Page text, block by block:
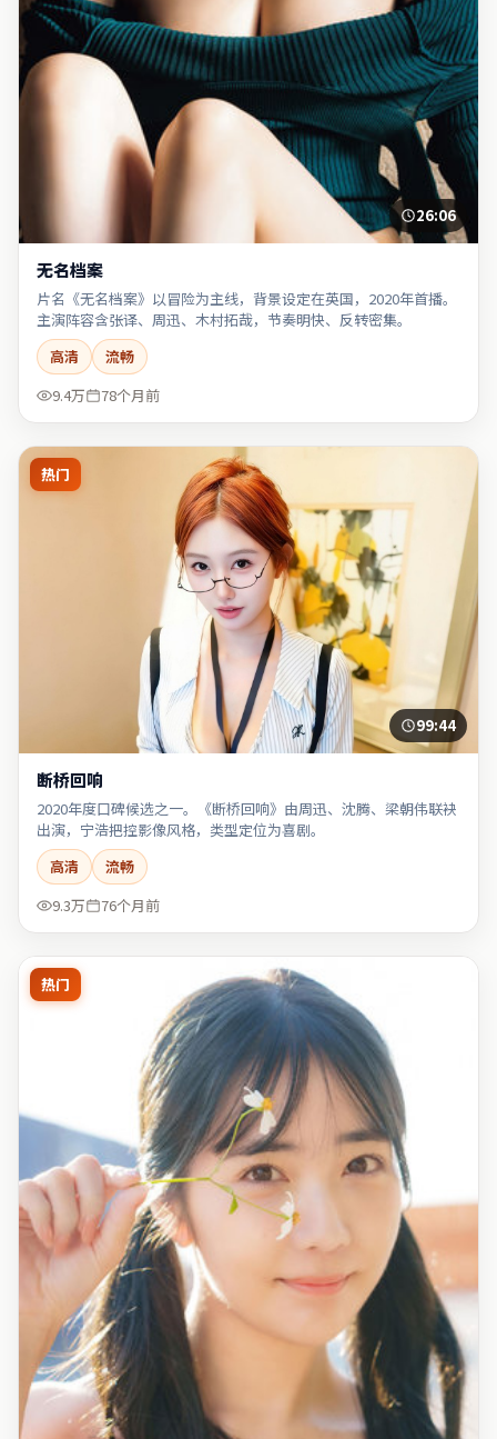
26:06
无名档案
片名《无名档案》以冒险为主线，背景设定在英国，2020年首播。
主演阵容含张译、周迅、木村拓哉，节奏明快、反转密集。
高清
流畅
9.4万
78个月前
热门
99:44
断桥回响
2020年度口碑候选之一。《断桥回响》由周迅、沈腾、梁朝伟联袂
出演，宁浩把控影像风格，类型定位为喜剧。
高清
流畅
9.3万
76个月前
热门